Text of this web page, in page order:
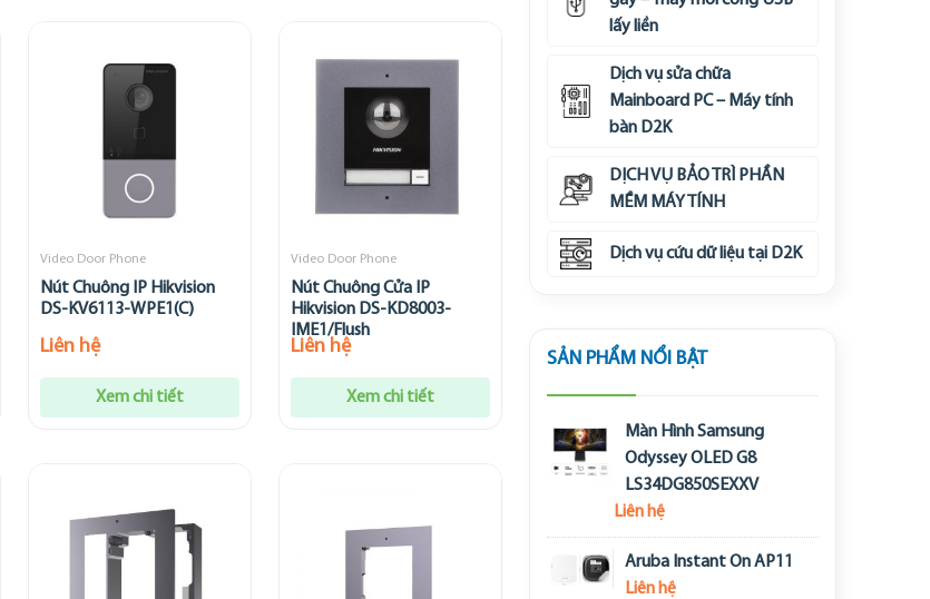
Video Door Phone
Nút Chuông IP Hikvision
DS-KV6113-WPE1(C)
Liên hệ
Xem chi tiết
Video Door Phone
Nút Chuông Cửa IP
Hikvision DS-KD8003-
IME1/Flush
Liên hệ
Xem chi tiết
lấy liền
Dịch vụ sửa chữa
Mainboard PC – Máy tính
bàn D2K
DỊCH VỤ BẢO TRÌ PHẦN
MỀM MÁY TÍNH
Dịch vụ cứu dữ liệu tại D2K
SẢN PHẨM NỔI BẬT
Màn Hình Samsung
Odyssey OLED G8
LS34DG850SEXXV
Liên hệ
Aruba Instant On AP11
Liên hệ